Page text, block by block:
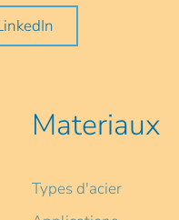
Materiaux
Types d'acier